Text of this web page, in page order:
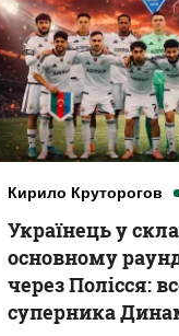
Кирило Круторогов
Українець у
основному
через Полісся:
суперника